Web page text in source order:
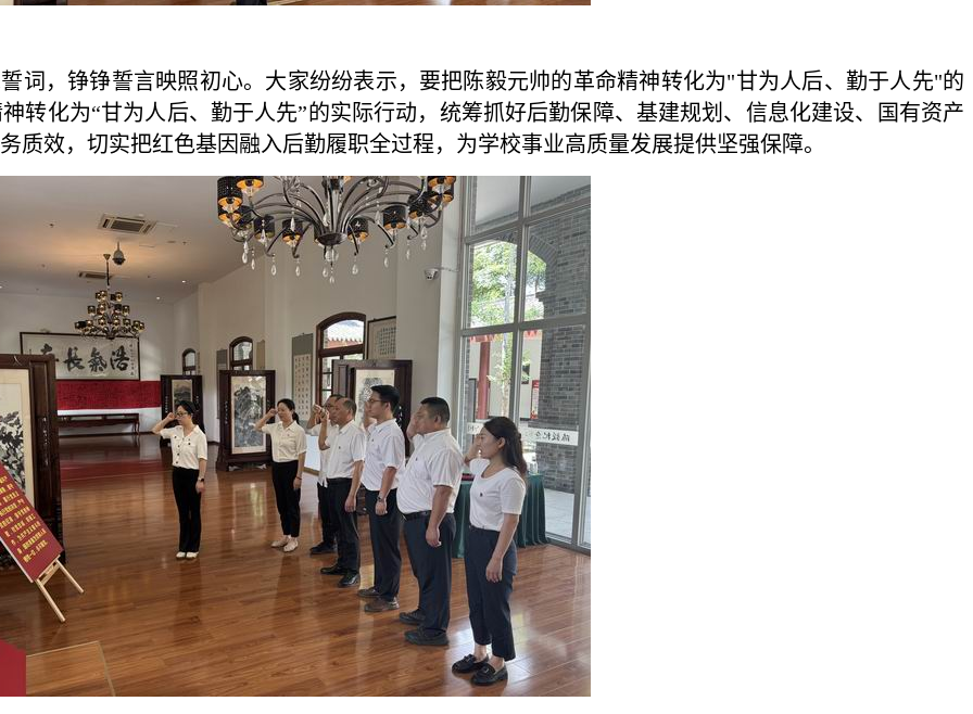
，铮铮誓言映照初心。大家纷纷表示，要把陈毅元帅的革命精神转化为"甘为人后、勤于人先"的
转化为“甘为人后、勤于人先”的实际行动，统筹抓好后勤保障、基建规划、信息化建设、国有资产
质效，切实把红色基因融入后勤履职全过程，为学校事业高质量发展提供坚强保障。